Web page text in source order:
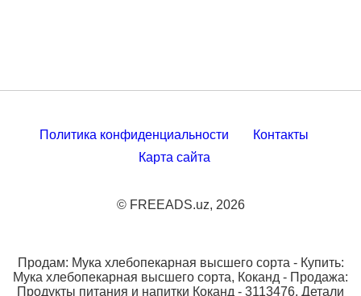
Политика конфиденциальности
Контакты
Карта сайта
© FREEADS.uz, 2026
Продам: Мука хлебопекарная высшего сорта - Купить:
Мука хлебопекарная высшего сорта, Коканд - Продажа:
Продукты питания и напитки Коканд - 3113476. Детали